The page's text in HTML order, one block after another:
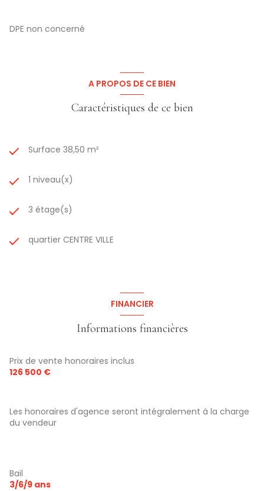
DPE non concerné
A PROPOS DE CE BIEN
Caractéristiques de ce bien
Surface 38,50 m²
1 niveau(x)
3 étage(s)
quartier CENTRE VILLE
FINANCIER
Informations financières
Prix de vente honoraires inclus
126 500 €
Les honoraires d'agence seront intégralement à la charge
du vendeur
Bail
3/6/9 ans